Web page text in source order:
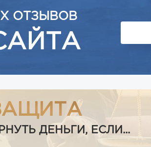
ОТЗЫВОВ
ДЕНЬГИ, ЕСЛИ...